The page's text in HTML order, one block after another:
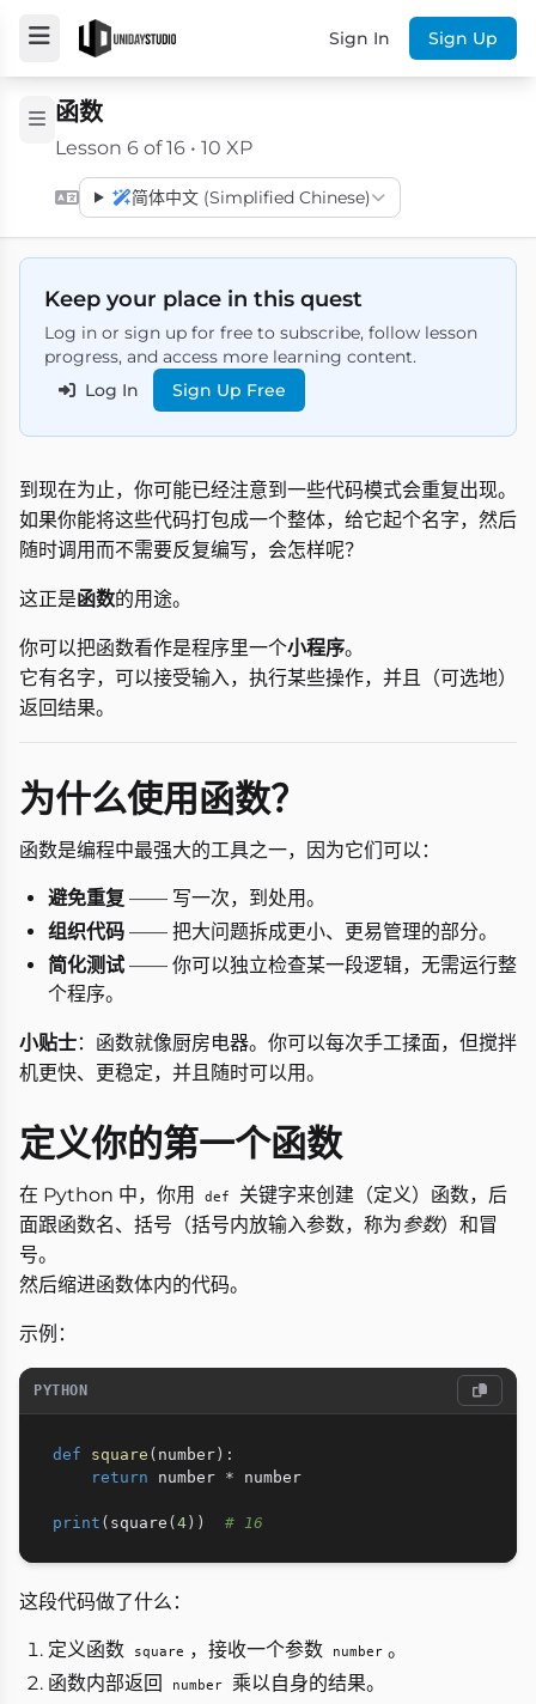
Sign In Sign Up
函数
Lesson 6 of 16 • 10 XP
简体中文 (Simplified Chinese)
Keep your place in this quest
Log in or sign up for free to subscribe, follow lesson
progress, and access more learning content.
Log In
Sign Up Free
到现在为止，你可能已经注意到一些代码模式会重复出现。
如果你能将这些代码打包成一个整体，给它起个名字，然后
随时调用而不需要反复编写，会怎样呢？
这正是函数的用途。
你可以把函数看作是程序里一个小程序。
它有名字，可以接受输入，执行某些操作，并且（可选地）
返回结果。
为什么使用函数？
函数是编程中最强大的工具之一，因为它们可以：
避免重复 —— 写一次，到处用。
组织代码 —— 把大问题拆成更小、更易管理的部分。
简化测试 —— 你可以独立检查某一段逻辑，无需运行整
个程序。
小贴士：函数就像厨房电器。你可以每次手工揉面，但搅拌
机更快、更稳定，并且随时可以用。
定义你的第一个函数
在 Python 中，你用 def
关键字来创建（定义）函数，后
面跟函数名、括号（括号内放输入参数，称为参数）和冒
号。
然后缩进函数体内的代码。
示例：
PYTHON
def square ( number ) :
return number * number
print ( square ( 4 ) ) # 16
这段代码做了什么：
定义函数 square ，接收一个参数 number 。
函数内部返回
number
乘以自身的结果。